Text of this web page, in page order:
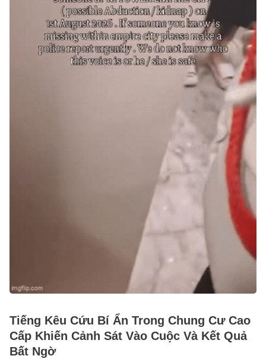
Tiếng Kêu Cứu Bí Ẩn Trong Chung Cư Cao
Cấp Khiến Cảnh Sát Vào Cuộc Và Kết Quả
Bất Ngờ